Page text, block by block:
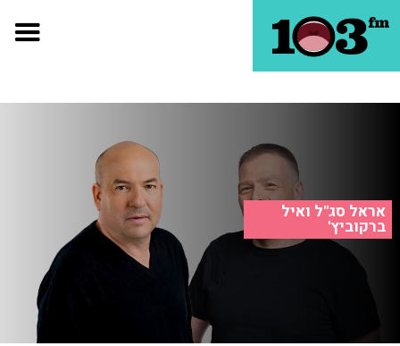
אראל סג"ל ואיל
ברקוביץ'